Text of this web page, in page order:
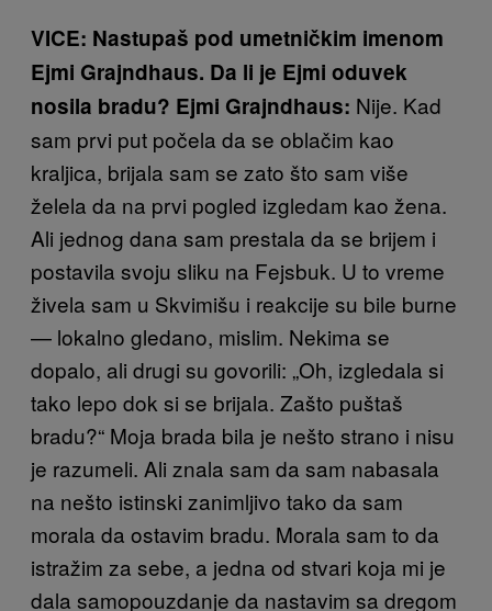
VICE: Nastupaš pod umetničkim imenom
Ejmi Grajndhaus. Da li je Ejmi oduvek
nosila bradu? Ejmi Grajndhaus: Nije. Kad
sam prvi put počela da se oblačim kao
kraljica, brijala sam se zato što sam više
želela da na prvi pogled izgledam kao žena.
Ali jednog dana sam prestala da se brijem i
postavila svoju sliku na Fejsbuk. U to vreme
živela sam u Skvimišu i reakcije su bile burne
— lokalno gledano, mislim. Nekima se
dopalo, ali drugi su govorili: „Oh, izgledala si
tako lepo dok si se brijala. Zašto puštaš
bradu?“ Moja brada bila je nešto strano i nisu
je razumeli. Ali znala sam da sam nabasala
na nešto istinski zanimljivo tako da sam
morala da ostavim bradu. Morala sam to da
istražim za sebe, a jedna od stvari koja mi je
dala samopouzdanje da nastavim sa dregom